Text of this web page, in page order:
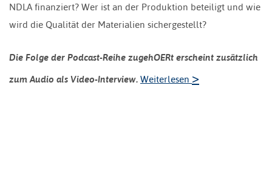
NDLA finanziert? Wer ist an der Produktion beteiligt und wie
wird die Qualität der Materialien sichergestellt?
Die Folge der Podcast-Reihe zugehOERt erscheint zusätzlich
zum Audio als Video-Interview. Weiterlesen >